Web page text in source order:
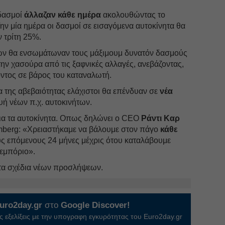
άλλαζαν κάθε ημέρα ακολουθώντας το
μία ημέρα οι δασμοί σε εισαγόμενα αυτοκίνητα θα
25%.
θα ενσωμάτωναν τους μάξιμουμ δυνατόν δασμούς
χασούρα από τις ξαφνικές αλλαγές, ανεβάζοντας,
σε βάρος του καταναλωτή.
αβεβαιότητας ελάχιστοι θα επένδυαν σενέα
νέων π.χ. αυτοκινήτων.
τα αυτοκίνητα. Oπως δηλώνει ο CEO Ράντι Καρ
«Χρειαστήκαμε να βάλουμε στον πάγο κάθε
επόμενους 24 μήνες μέχρις ότου καταλάβουμε
σχέδια νέων προσλήψεων.
στοGoogle Discover!
εξελίξεις με την υπογραφη εγκυρότητας του Euro2day.gr